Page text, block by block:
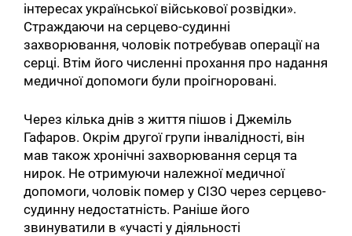
інтересах української військової розвідки».
Страждаючи на серцево-судинні
захворювання, чоловік потребував операції на
серці. Втім його численні прохання про надання
медичної допомоги були проігноровані.
Через кілька днів з життя пішов і Джеміль
Гафаров. Окрім другої групи інвалідності, він
мав також хронічні захворювання серця та
нирок. Не отримуючи належної медичної
допомоги, чоловік помер у СІЗО через серцево-
судинну недостатність. Раніше його
звинуватили в «участі у діяльності